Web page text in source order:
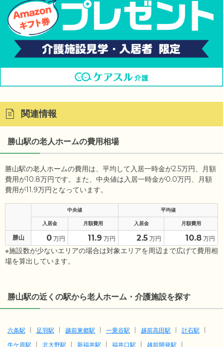
関連情報
勝山駅の老人ホームの費用相場
勝山駅の老人ホームの費用は、平均して入居一時金が2.5万円、月額
費用が10.8万円です。また、中央値は入居一時金が0.0万円、月額
費用が11.9万円となっています。
中央値 平均値
入居金 月額費用 入居金 月額費用
勝山 0 万円 11.9 万円 2.5 万円 10.8 万円
※施設数が少ないエリアの場合は対象エリアを周辺まで広げて費用相
場を算出しています。
勝山駅の近くの駅から老人ホーム・介護施設を探す
六条駅 足羽駅 越前東郷駅 一乗谷駅 越前高田駅
計石駅
牛ケ原駅
北大野駅 新福井駅 福井口駅
越前開発駅